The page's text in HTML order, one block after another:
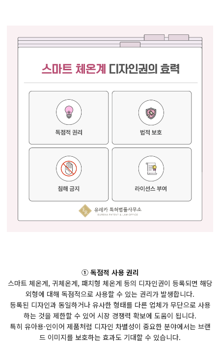
① 독점적 사용 권리
스마트 체온계, 귀체온계, 패치형 체온계 등의 디자인권이 등록되면 해당
외형에 대해 독점적으로 사용할 수 있는 권리가 발생합니다.
등록된 디자인과 동일하거나 유사한 형태를 다른 업체가 무단으로 사용
하는 것을 제한할 수 있어 시장 경쟁력 확보에 도움이 됩니다.
특히 유아용·인이어 제품처럼 디자인 차별성이 중요한 분야에서는 브랜
드 이미지를 보호하는 효과도 기대할 수 있습니다.